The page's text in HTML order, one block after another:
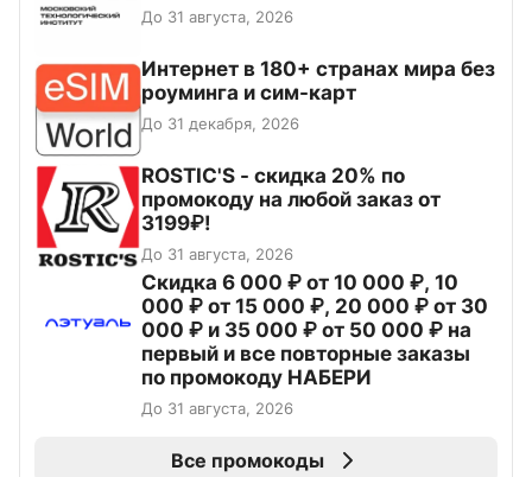
До 31 августа, 2026
Интернет в 180+ странах мира без
роуминга и сим-карт
До 31 декабря, 2026
ROSTIC'S - скидка 20% по
промокоду на любой заказ от
3199₽!
До 31 августа, 2026
Скидка 6 000 ₽ от 10 000 ₽, 10
000 ₽ от 15 000 ₽, 20 000 ₽ от 30
000 ₽ и 35 000 ₽ от 50 000 ₽ на
первый и все повторные заказы
по промокоду НАБЕРИ
До 31 августа, 2026
Все промокоды